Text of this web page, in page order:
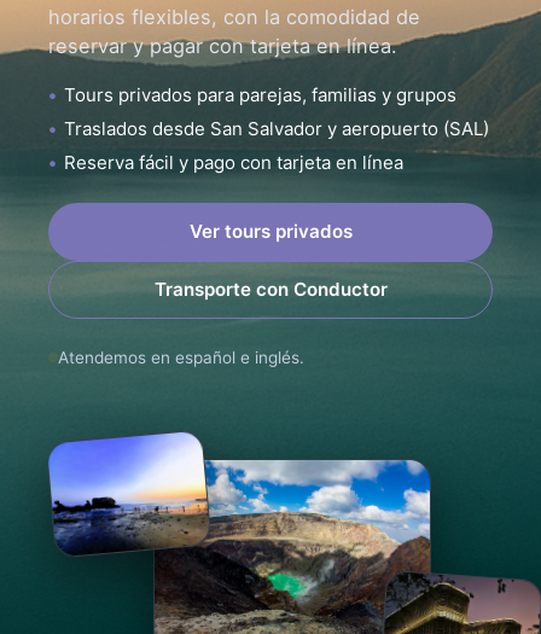
horarios flexibles, con la comodidad de
reservar y pagar con tarjeta en línea.
Tours privados para parejas, familias y grupos
Traslados desde San Salvador y aeropuerto (SAL)
Reserva fácil y pago con tarjeta en línea
Ver tours privados
Transporte con Conductor
Atendemos en español e inglés.